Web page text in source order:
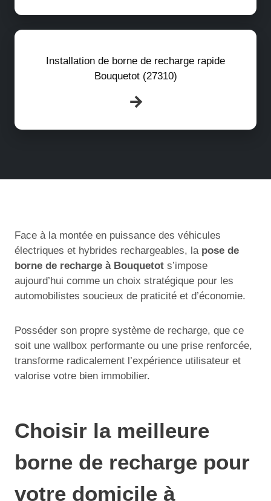
Installation de borne de recharge rapide
Bouquetot (27310)
Face à la montée en puissance des véhicules
électriques et hybrides rechargeables, la pose de
borne de recharge à Bouquetot s’impose
aujourd’hui comme un choix stratégique pour les
automobilistes soucieux de praticité et d’économie.
Posséder son propre système de recharge, que ce
soit une wallbox performante ou une prise renforcée,
transforme radicalement l’expérience utilisateur et
valorise votre bien immobilier.
Choisir la meilleure
borne de recharge pour
votre domicile à